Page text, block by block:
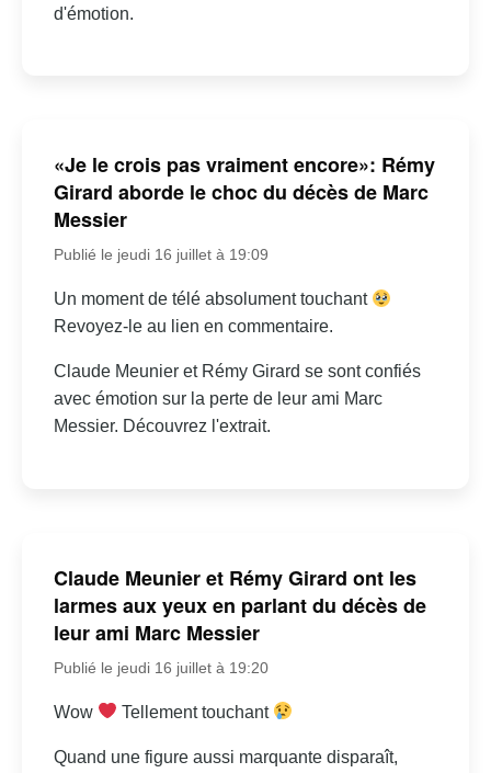
d'émotion.
«Je le crois pas vraiment encore»: Rémy
Girard aborde le choc du décès de Marc
Messier
Publié le jeudi 16 juillet à 19:09
Un moment de télé absolument touchant
Revoyez-le au lien en commentaire.
Claude Meunier et Rémy Girard se sont confiés
avec émotion sur la perte de leur ami Marc
Messier. Découvrez l'extrait.
Claude Meunier et Rémy Girard ont les
larmes aux yeux en parlant du décès de
leur ami Marc Messier
Publié le jeudi 16 juillet à 19:20
Wow Tellement touchant
Quand une figure aussi marquante disparaît,